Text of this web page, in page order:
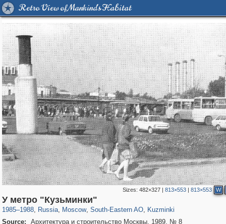
Retro View of Mankind's Habitat
Sizes:482×327 |813×553 |813×553 W
У метро "Кузьминки"
1985–1988, Russia
1,407,348 29,248
, Moscow
319,882 8,286
, South-Eastern AO
11,379
, Kuzminki
Source:
Архитектура и строительство Москвы, 1989, № 8